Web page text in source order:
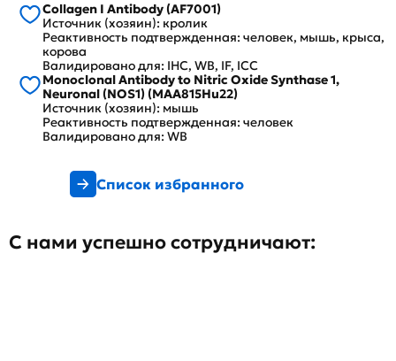
Collagen I Antibody (AF7001)
Источник (хозяин): кролик
Реактивность подтвержденная: человек, мышь, крыса,
корова
Валидировано для: IHC, WB, IF, ICC
Monoclonal Antibody to Nitric Oxide Synthase 1,
Neuronal (NOS1) (MAA815Hu22)
Источник (хозяин): мышь
Реактивность подтвержденная: человек
Валидировано для: WB
Список избранного
С нами успешно сотрудничают: